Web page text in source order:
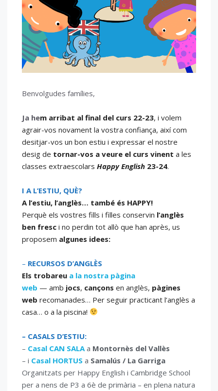
Benvolgudes famílies,
Ja hem arribat al final del curs 22-23, i volem
agrair-vos novament la vostra confiança, així com
desitjar-vos un bon estiu i expressar el nostre
desig de tornar-vos a veure el curs vinent a les
classes extraescolars Happy English 23-24.
I A L’ESTIU, QUÈ?
A l’estiu, l’anglès… també és HAPPY!
Perquè els vostres fills i filles conservin l’anglès
ben fresc i no perdin tot allò que han après, us
proposem algunes idees:
– RECURSOS D’ANGLÈS
Els trobareu a la nostra pàgina
web — amb jocs, cançons en anglès, pàgines
web recomanades… Per seguir practicant l’anglès a
casa… o a la piscina!
– CASALS D’ESTIU:
– Casal CAN SALA a Montornès del Vallès
– i Casal HORTUS a Samalús / La Garriga
Organitzats per Happy English i Cambridge School
per a nens de P3 a 6è de primària – en plena natura